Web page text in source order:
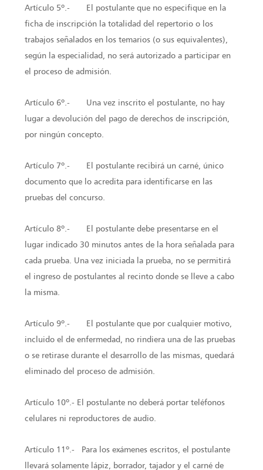
Artículo 5º.- El postulante que no especifique en la
ficha de inscripción la totalidad del repertorio o los
trabajos señalados en los temarios (o sus equivalentes),
según la especialidad, no será autorizado a participar en
el proceso de admisión.
Artículo 6º.- Una vez inscrito el postulante, no hay
lugar a devolución del pago de derechos de inscripción,
por ningún concepto.
Artículo 7º.- El postulante recibirá un carné, único
documento que lo acredita para identificarse en las
pruebas del concurso.
Artículo 8º.- El postulante debe presentarse en el
lugar indicado 30 minutos antes de la hora señalada para
cada prueba. Una vez iniciada la prueba, no se permitirá
el ingreso de postulantes al recinto donde se lleve a cabo
la misma.
Artículo 9º.- El postulante que por cualquier motivo,
incluido el de enfermedad, no rindiera una de las pruebas
o se retirase durante el desarrollo de las mismas, quedará
eliminado del proceso de admisión.
Artículo 10º.- El postulante no deberá portar teléfonos
celulares ni reproductores de audio.
Artículo 11º.- Para los exámenes escritos, el postulante
llevará solamente lápiz, borrador, tajador y el carné de